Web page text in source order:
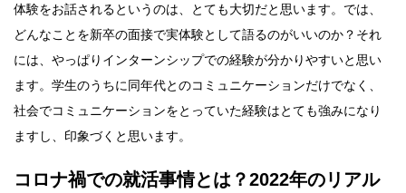
体験をお話されるというのは、とても大切だと思います。では、
どんなことを新卒の面接で実体験として語るのがいいのか？それ
には、やっぱりインターンシップでの経験が分かりやすいと思い
ます。学生のうちに同年代とのコミュニケーションだけでなく、
社会でコミュニケーションをとっていた経験はとても強みになり
ますし、印象づくと思います。
コロナ禍での就活事情とは？2022年のリアル